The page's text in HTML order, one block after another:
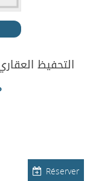
التحفيظ
Réserver